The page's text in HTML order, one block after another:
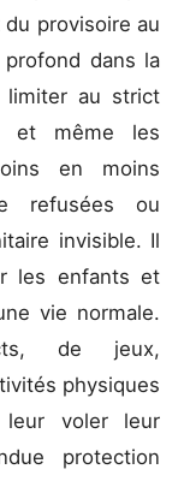
provisoire au
dans la
limiter au strict
et même les
en moins
refusées ou
invisible. Il
les enfants et
vie normale.
de jeux,
physiques
voler leur
protection